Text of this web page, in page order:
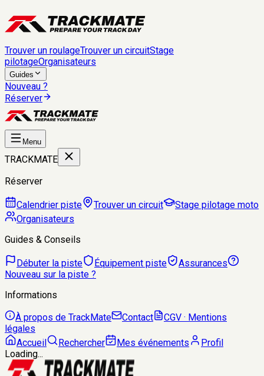
Trouver un roulageTrouver un circuitStage
pilotageOrganisateurs
Guides
Nouveau ?
Réserver
Menu
TRACKMATE
Réserver
Calendrier piste Trouver un circuit
Stage pilotage moto
Organisateurs
Guides & Conseils
Débuter la piste Équipement piste
Assurances
Nouveau sur la piste ?
Informations
À propos de TrackMate
Contact
CGV · Mentions
légales
Accueil
Rechercher Mes événements
Profil
Loading...